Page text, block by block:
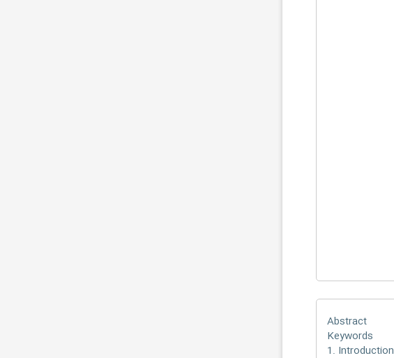
Abstract
Keywords
1. Introduction